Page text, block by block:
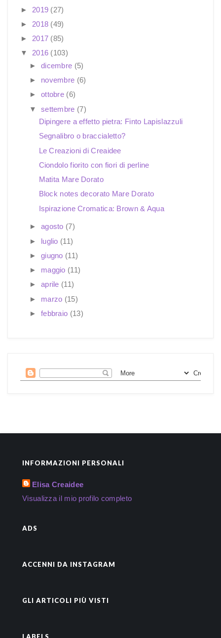
► 2019 (27)
► 2018 (49)
► 2017 (85)
▼ 2016 (103)
► dicembre (5)
► novembre (6)
► ottobre (6)
▼ settembre (7)
Dipingere a effetto pietra: Finto Lapislazzuli
Segnalibro o braccialetto?
Le Creazioni di Creaidee
Ciondolo fiorito con fiori di perline
Matita Mare Dorato
Block notes decorato Mare Dorato
Ispirazione Cromatica: Brown & Aqua
► agosto (7)
► luglio (11)
► giugno (11)
► maggio (11)
► aprile (11)
► marzo (15)
► febbraio (13)
INFORMAZIONI PERSONALI
Elisa Creaidee
Visualizza il mio profilo completo
ADS
ACCENNI DA INSTAGRAM
GLI ARTICOLI PIÙ VISTI